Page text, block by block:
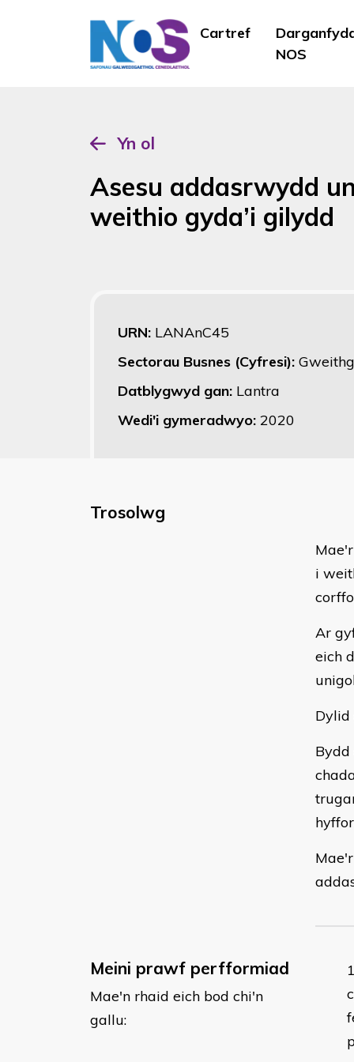
Cartref
NOS
Yn ol
Asesu addasrwydd
weithio gyda’i gilydd
URN: LANAnC45
Sectorau Busnes (Cyfresi):
Datblygwyd gan: Lantra
Wedi'i gymeradwyo: 2020
Trosolwg
i
Ar
eich
Dylid
Meini prawf perfformiad
Mae'n rhaid eich bod chi'n
gallu: